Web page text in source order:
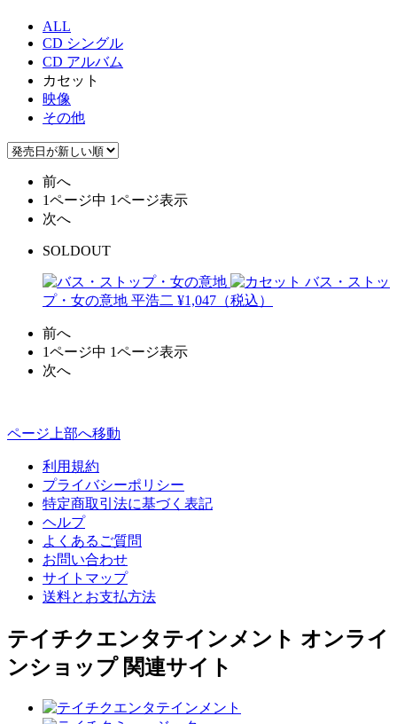
ALL
CD シングル
CD アルバム
カセット
映像
その他
前へ
1ページ中 1ページ表示
次へ
SOLDOUT
バス・ストッ
プ・女の意地 平浩二 ¥1,047（税込）
前へ
1ページ中 1ページ表示
次へ
ページ上部へ移動
利用規約
プライバシーポリシー
特定商取引法に基づく表記
ヘルプ
よくあるご質問
お問い合わせ
サイトマップ
送料とお支払方法
テイチクエンタテインメント オンライ
ンショップ 関連サイト